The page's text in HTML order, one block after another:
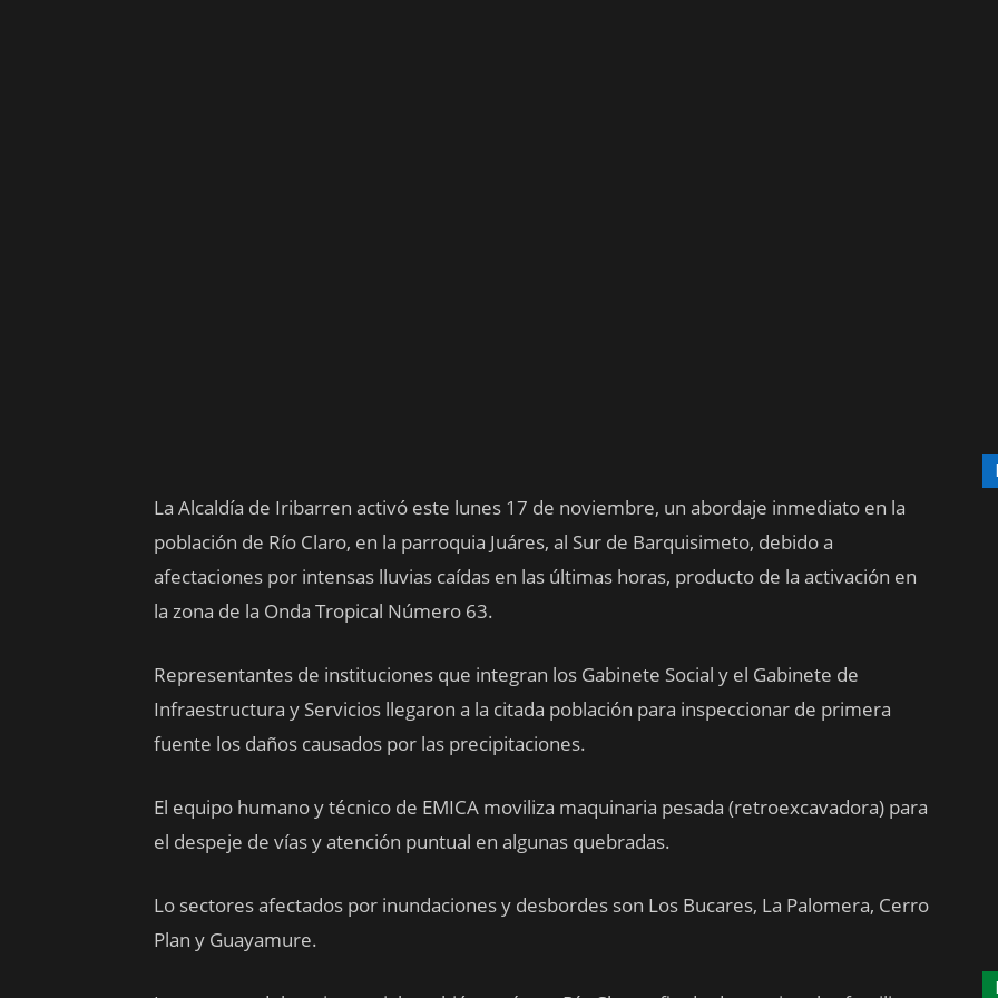
La Alcaldía de Iribarren activó este lunes 17 de noviembre, un abordaje inmediato en la
población de Río Claro, en la parroquia Juáres, al Sur de Barquisimeto, debido a
afectaciones por intensas lluvias caídas en las últimas horas, producto de la activación en
la zona de la Onda Tropical Número 63.
Representantes de instituciones que integran los Gabinete Social y el Gabinete de
Infraestructura y Servicios llegaron a la citada población para inspeccionar de primera
fuente los daños causados por las precipitaciones.
El equipo humano y técnico de EMICA moviliza maquinaria pesada (retroexcavadora) para
el despeje de vías y atención puntual en algunas quebradas.
Lo sectores afectados por inundaciones y desbordes son Los Bucares, La Palomera, Cerro
Plan y Guayamure.